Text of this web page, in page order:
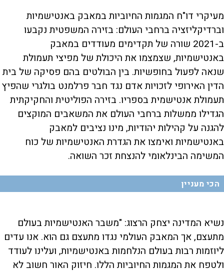
מעיקרי דו"ח המגמות החיוביות במאבק באנטישמיות
וברדיקליזציה ברחבי העולם: בזירה המשפטית נקבעו
ב-2021 שורה של תקדימים מעודדים במאבק
באנטישמיות, שצמצמו את היכולת של מפיצי תעמולת
שנאה לפעול בחופשיות. בין הבולטים בהם פסיקה של בית
הדין האירופי לזכויות אדם נגד חבר פרלמנט בולגרי שהפיץ
תעמולת אנטישמית בספריו. בזירה הפוליטית והחקיקתית
הגדילו ממשלות ברחבי העולם את המשאבים המוקצים
להגנה על קהילות יהודיות, מינו נציבים למאבק
באנטישמיות ואימצו את הגדרת האנטישמיות של כוח
המשימה הבינלאומי להנצחת זכר השואה.
הכי מעניין
נשיא המדינה יצחק הרצוג: "משבר האנטישמיות בעולם
מתעצם, אך המאבק העולמי נגדו מתעצם גם הוא. אנו עדים
ליוזמות רבות בעולם הנלחמות באנטישמיות, ועלינו לעודד
ולטפח את המגמות החיוביות הללו. חיזוק האור חשוב לא